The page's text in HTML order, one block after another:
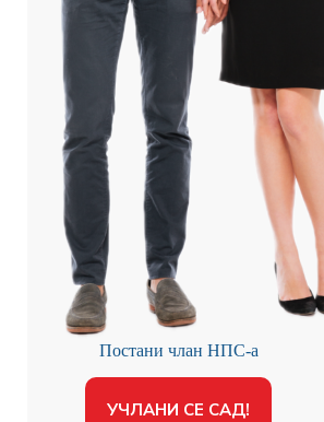
Постани члан НПС-а
УЧЛАНИ СЕ САД!